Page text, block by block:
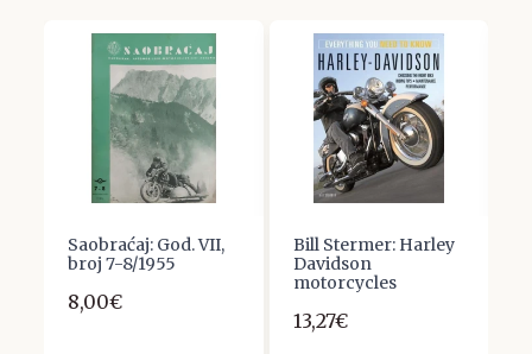
Saobraćaj: God. VII,
broj 7-8/1955
8,00€
Bill Stermer: Harley
Davidson
motorcycles
13,27€